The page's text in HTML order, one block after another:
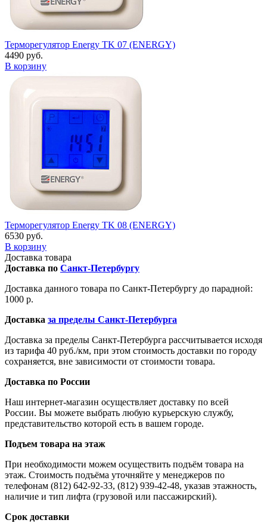
Терморегулятор Energy TK 07 (ENERGY)
4490 руб.
В корзину
Терморегулятор Energy TK 08 (ENERGY)
6530 руб.
В корзину
Доставка товара
Доставка по Санкт-Петербургу
Доставка данного товара по Санкт-Петербургу до парадной:
1000 р.
Доставка за пределы Санкт-Петербурга
Доставка за пределы Санкт-Петербурга рассчитывается исходя
из тарифа 40 руб./км, при этом стоимость доставки по городу
сохраняется, вне зависимости от стоимости товара.
Доставка по России
Наш интернет-магазин осуществляет доставку по всей
России. Вы можете выбрать любую курьерскую службу,
представительство которой есть в вашем городе.
Подъем товара на этаж
При необходимости можем осуществить подъём товара на
этаж. Стоимость подъёма уточняйте у менеджеров по
телефонам (812) 642-92-33, (812) 939-42-48, указав этажность,
наличие и тип лифта (грузовой или пассажирский).
Срок доставки